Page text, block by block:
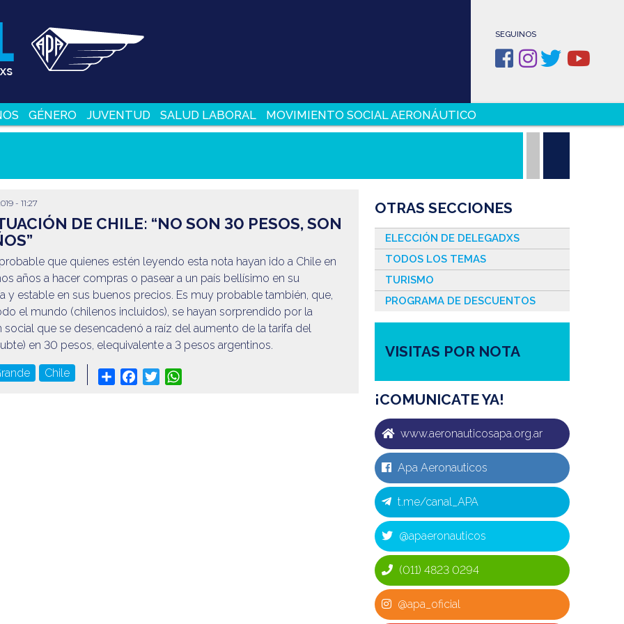
SEGUINOS
GÉNERO JUVENTUD SALUD LABORAL MOVIMIENTO SOCIAL AERONÁUTICO
- 11:27
DE CHILE: “NO SON 30 PESOS, SON
que quienes estén leyendo esta nota hayan ido a Chile en
años a hacer compras o pasear a un país bellísimo en su
y estable en sus buenos precios. Es muy probable también, que,
el mundo (chilenos incluidos), se hayan sorprendido por la
social que se desencadenó a raíz del aumento de la tarifa del
en 30 pesos, elequivalente a 3 pesos argentinos.
Chile Share Facebook
Twitter
OTRAS SECCIONES
ELECCIÓN DE DELEGADXS
TODOS LOS TEMAS
TURISMO
PROGRAMA DE DESCUENTOS
VISITAS POR NOTA
¡COMUNICATE YA!
www.aeronauticosapa.org.ar
Apa Aeronauticos
t.me/canal_APA
@apaeronauticos
(011) 4823 0294
@apa_oficial